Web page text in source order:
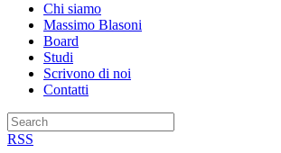
Chi siamo
Massimo Blasoni
Board
Studi
Scrivono di noi
Contatti
RSS